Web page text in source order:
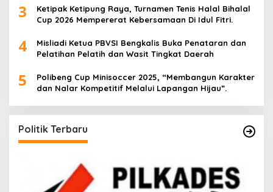
3
Ketipak Ketipung Raya, Turnamen Tenis Halal Bihalal
Cup 2026 Mempererat Kebersamaan Di Idul Fitri.
4
Misliadi Ketua PBVSI Bengkalis Buka Penataran dan
Pelatihan Pelatih dan Wasit Tingkat Daerah
5
Polibeng Cup Minisoccer 2025, “Membangun Karakter
dan Nalar Kompetitif Melalui Lapangan Hijau”.
Politik Terbaru